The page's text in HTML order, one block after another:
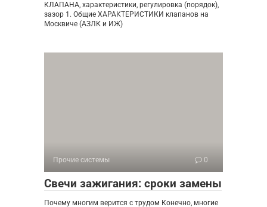
КЛАПАНА, характеристики, регулировка (порядок),
зазор 1. Общие ХАРАКТЕРИСТИКИ клапанов на
Москвиче (АЗЛК и ИЖ)
Прочие системы 0
Свечи зажигания: сроки замены
Почему многим верится с трудом Конечно, многие